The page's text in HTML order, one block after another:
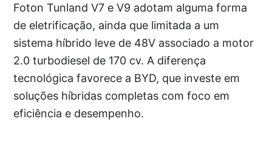
Foton Tunland V7 e V9 adotam alguma forma
de eletrificação, ainda que limitada a um
sistema híbrido leve de 48V associado a motor
2.0 turbodiesel de 170 cv. A diferença
tecnológica favorece a BYD, que investe em
soluções híbridas completas com foco em
eficiência e desempenho.